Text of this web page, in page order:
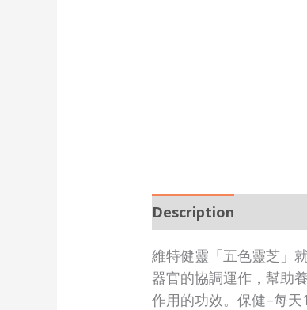
Description
維特健靈「五色靈芝」
器官的協調運作，幫助
作用的功效。保健–每天